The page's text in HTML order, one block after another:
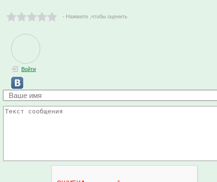
- Нажмите ,чтобы оценить
Войти